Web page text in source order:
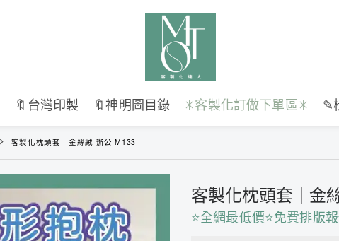
🔖台灣印製 🔖神明圖目錄 ✳︎客製化訂做下單區✳︎ ✎
客製化枕頭套｜金絲絨·辦公 M133
客製化枕頭套｜金
⭐全網最低價⭐免費排版